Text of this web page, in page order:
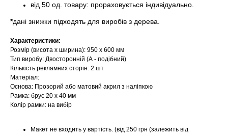
від 50 од. товару: прораховується індивідуально.
*дані знижки підходять для виробів з дерева.
Характеристики:
Розмір (висота х ширина): 950 х 600 мм
Тип виробу: Двосторонній (А - подібний)
Кількість рекламних сторін: 2 шт
Матеріал:
Основа: Прозорий або матовий акрил з наліпкою
Рамка: брус 20 х 40 мм
Колір рамки: на вибір
Макет не входить у вартість. (від 250 грн (залежить від